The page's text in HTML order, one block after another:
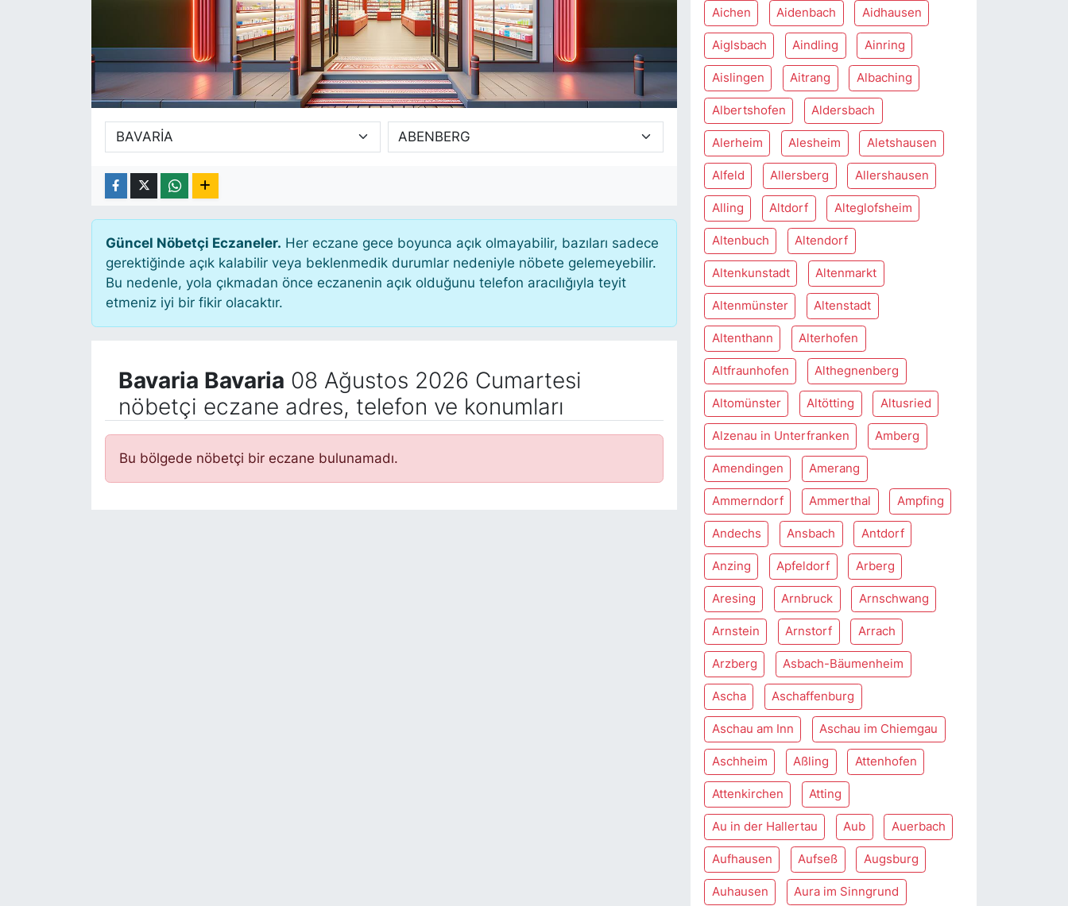
Güncel Nöbetçi Eczaneler. Her eczane gece boyunca açık olmayabilir, bazıları sadece
gerektiğinde açık kalabilir veya beklenmedik durumlar nedeniyle nöbete gelemeyebilir.
Bu nedenle, yola çıkmadan önce eczanenin açık olduğunu telefon aracılığıyla teyit
etmeniz iyi bir fikir olacaktır.
Bavaria Bavaria 08 Ağustos 2026 Cumartesi
nöbetçi eczane adres, telefon ve konumları
Bu bölgede nöbetçi bir eczane bulunamadı.
Aichen Aidenbach Aidhausen
Aiglsbach Aindling Ainring
Aislingen Aitrang Albaching
Albertshofen Aldersbach
Alerheim Alesheim Aletshausen
Alfeld Allersberg Allershausen
Alling Altdorf Alteglofsheim
Altenbuch Altendorf
Altenkunstadt Altenmarkt
Altenmünster Altenstadt
Altenthann Alterhofen
Altfraunhofen Althegnenberg
Altomünster Altötting Altusried
Alzenau in Unterfranken Amberg
Amendingen Amerang
Ammerndorf Ammerthal Ampfing
Andechs Ansbach Antdorf
Anzing Apfeldorf Arberg
Aresing Arnbruck Arnschwang
Arnstein Arnstorf Arrach
Arzberg Asbach-Bäumenheim
Ascha Aschaffenburg
Aschau am Inn Aschau im Chiemgau
Aschheim Aßling Attenhofen
Attenkirchen Atting
Au in der Hallertau Aub Auerbach
Aufhausen Aufseß Augsburg
Auhausen Aura im Sinngrund
SAĞLIK